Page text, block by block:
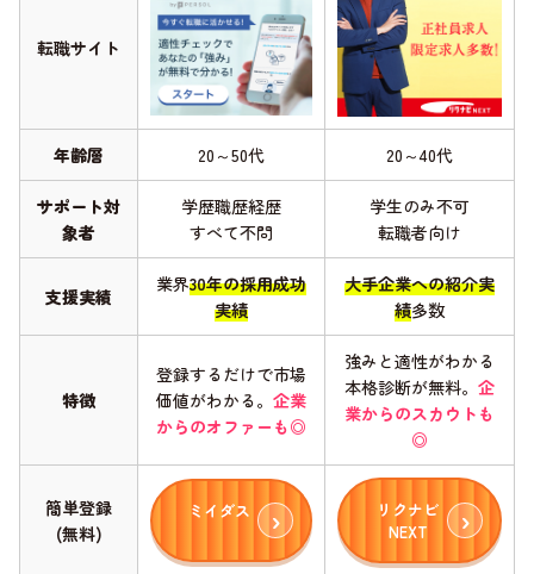
転職サイト
年齢層 20～50代 20～40代
サポート対
象者
学歴職歴経歴
すべて不問
学生のみ不可
転職者向け
支援実績
業界30年の採用成功
実績
大手企業への紹介実
績多数
特徴
登録するだけで市場
価値がわかる。 企業
からのオファーも◎
強みと適性がわかる
本格診断が無料。 企
業からのスカウトも
◎
簡単登録
(無料)
ミイダス
リクナビ
NEXT